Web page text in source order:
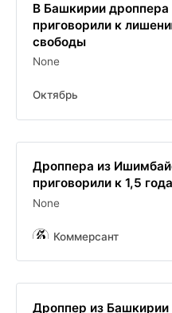
В Башкирии дроппера
приговорили к
свободы
None
Октябрь
Дроппера из
приговорили к 1,5
None
Коммерсант
Дроппер из Башкирии